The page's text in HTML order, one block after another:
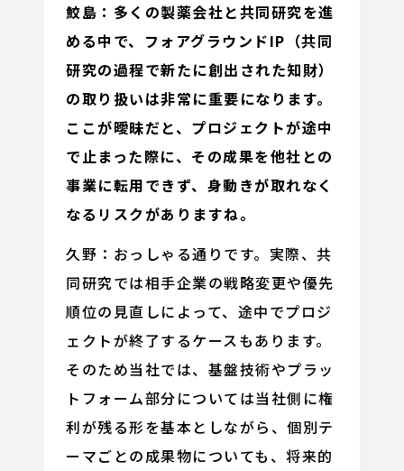
鮫島：多くの製薬会社と共同研究を進
める中で、フォアグラウンドIP（共同
研究の過程で新たに創出された知財）
の取り扱いは非常に重要になります。
ここが曖昧だと、プロジェクトが途中
で止まった際に、その成果を他社との
事業に転用できず、身動きが取れなく
なるリスクがありますね。
久野：おっしゃる通りです。実際、共
同研究では相手企業の戦略変更や優先
順位の見直しによって、途中でプロジ
ェクトが終了するケースもあります。
そのため当社では、基盤技術やプラッ
トフォーム部分については当社側に権
利が残る形を基本としながら、個別テ
ーマごとの成果物についても、将来的